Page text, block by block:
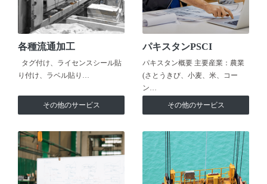
各種流通加工
タグ付け、ライセンスシール貼
り付け、ラベル貼り…
その他のサービス
パキスタンPSCI
パキスタン概要 主要産業：農業
(さとうきび、小麦、米、コー
ン…
その他のサービス